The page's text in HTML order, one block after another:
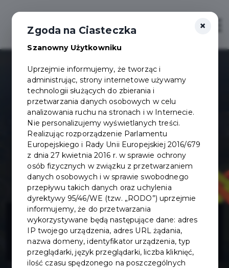
Toaleta
publiczna
×
Zgoda na Ciasteczka
Szanowny Użytkowniku
Uprzejmie informujemy, że tworząc i
administrując, strony internetowe używamy
technologii służących do zbierania i
przetwarzania danych osobowych w celu
analizowania ruchu na stronach i w Internecie.
Nie personalizujemy wyświetlanych treści.
Realizując rozporządzenie Parlamentu
Europejskiego i Rady Unii Europejskiej 2016/679
z dnia 27 kwietnia 2016 r. w sprawie ochrony
osób fizycznych w związku z przetwarzaniem
danych osobowych i w sprawie swobodnego
przepływu takich danych oraz uchylenia
dyrektywy 95/46/WE (tzw. „RODO”) uprzejmie
informujemy, że do przetwarzania
wykorzystywane będą następujące dane: adres
IP twojego urządzenia, adres URL żądania,
nazwa domeny, identyfikator urządzenia, typ
przeglądarki, język przeglądarki, liczba kliknięć,
ilość czasu spędzonego na poszczególnych